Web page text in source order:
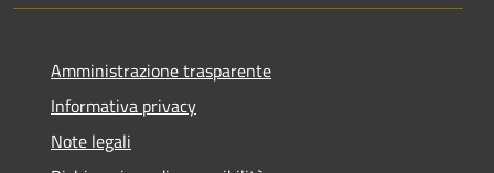
Amministrazione trasparente
Informativa privacy
Note legali